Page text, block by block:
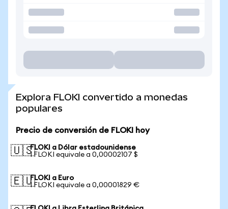
Explora FLOKI convertido a monedas
populares
Precio de conversión de FLOKI hoy
🇺🇸FLOKI a Dólar estadounidense
1 FLOKI equivale a 0,00002107 $
🇪🇺FLOKI a Euro
1 FLOKI equivale a 0,00001829 €